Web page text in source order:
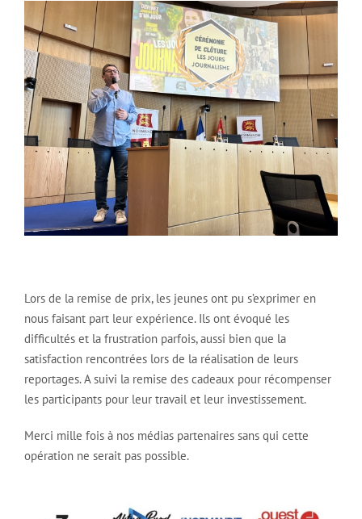
Lors de la remise de prix, les jeunes ont pu s’exprimer en
nous faisant part leur expérience. Ils ont évoqué les
difficultés et la frustration parfois, aussi bien que la
satisfaction rencontrées lors de la réalisation de leurs
reportages. A suivi la remise des cadeaux pour récompenser
les participants pour leur travail et leur investissement.
Merci mille fois à nos médias partenaires sans qui cette
opération ne serait pas possible.